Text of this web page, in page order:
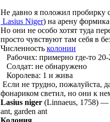
Не давно я положил пробирку
Lasius Niger) на арену формика
Но они не особо хотят туда
просто чувствуют там себя в
Численность колонии
Рабочих: примерно где-то 20-
Солдат: не обнаружено
Королева: 1 и жива
Если не трудно, пожалуйста,
фонариком светил, но они к
Lasius niger (Linnaeus, 1758) —
ant, garden ant